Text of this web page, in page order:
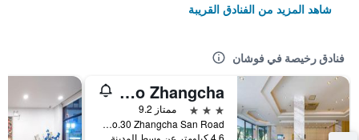
شاهد المزيد من الفنادق القريبة
فنادق رخيصة في فوشان
City Comfort Inn Foshan Zumiao Zhangcha
3 نجوم
ممتاز 9.2
No.30 Zhangcha San Road, فوشان, الصين
4.6 كيلومتر عن وسط المدينة